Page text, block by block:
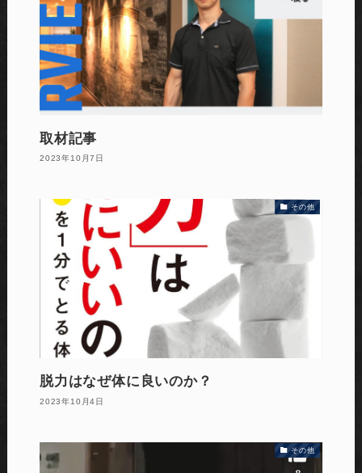
取材記事
2023年10月7日
その他
脱力はなぜ体に良いのか？
2023年10月4日
その他